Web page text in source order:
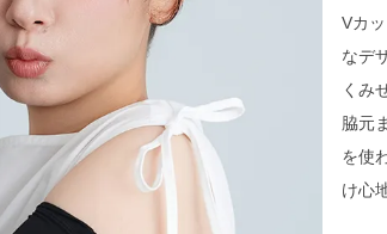
Vカ
なデ
くみ
脇元
を使
け心